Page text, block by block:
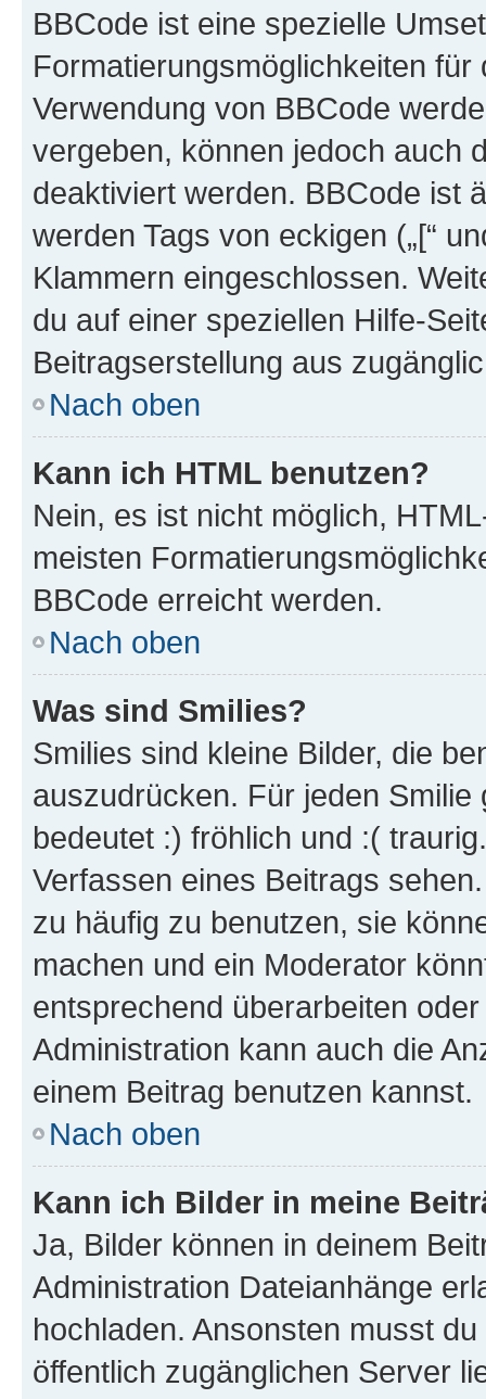
BBCode ist eine spezielle
Formatierungsmöglichkeiten
Verwendung von BBCode
vergeben, können jedoch auch
deaktiviert werden. BBCode ist
werden Tags von eckigen („[“
Klammern eingeschlossen.
du auf einer speziellen Hilfe-
Beitragserstellung aus
Nach oben
Kann ich HTML benutzen?
Nein, es ist nicht möglich,
meisten
BBCode erreicht werden.
Nach oben
Was sind Smilies?
Smilies sind kleine Bilder, die
auszudrücken. Für jeden
bedeutet :) fröhlich und :(
Verfassen eines Beitrags
zu häufig zu benutzen, sie
machen und ein Moderator
entsprechend überarbeiten
Administration kann auch die
einem Beitrag benutzen kannst.
Nach oben
Kann ich Bilder in meine
Ja, Bilder können in deinem
Administration Dateianhänge
hochladen. Ansonsten musst
öffentlich zugänglichen Server